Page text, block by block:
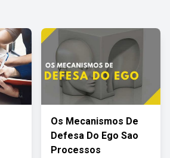
Os Mecanismos De
Defesa Do Ego Sao
Processos